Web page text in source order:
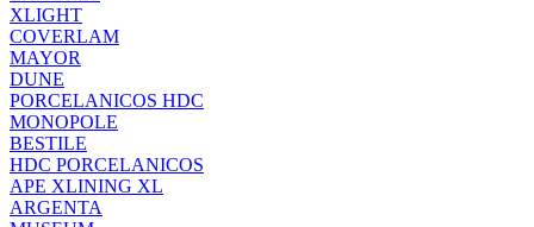
XLIGHT
COVERLAM
MAYOR
DUNE
PORCELANICOS HDC
MONOPOLE
BESTILE
HDC PORCELANICOS
APE XLINING XL
ARGENTA